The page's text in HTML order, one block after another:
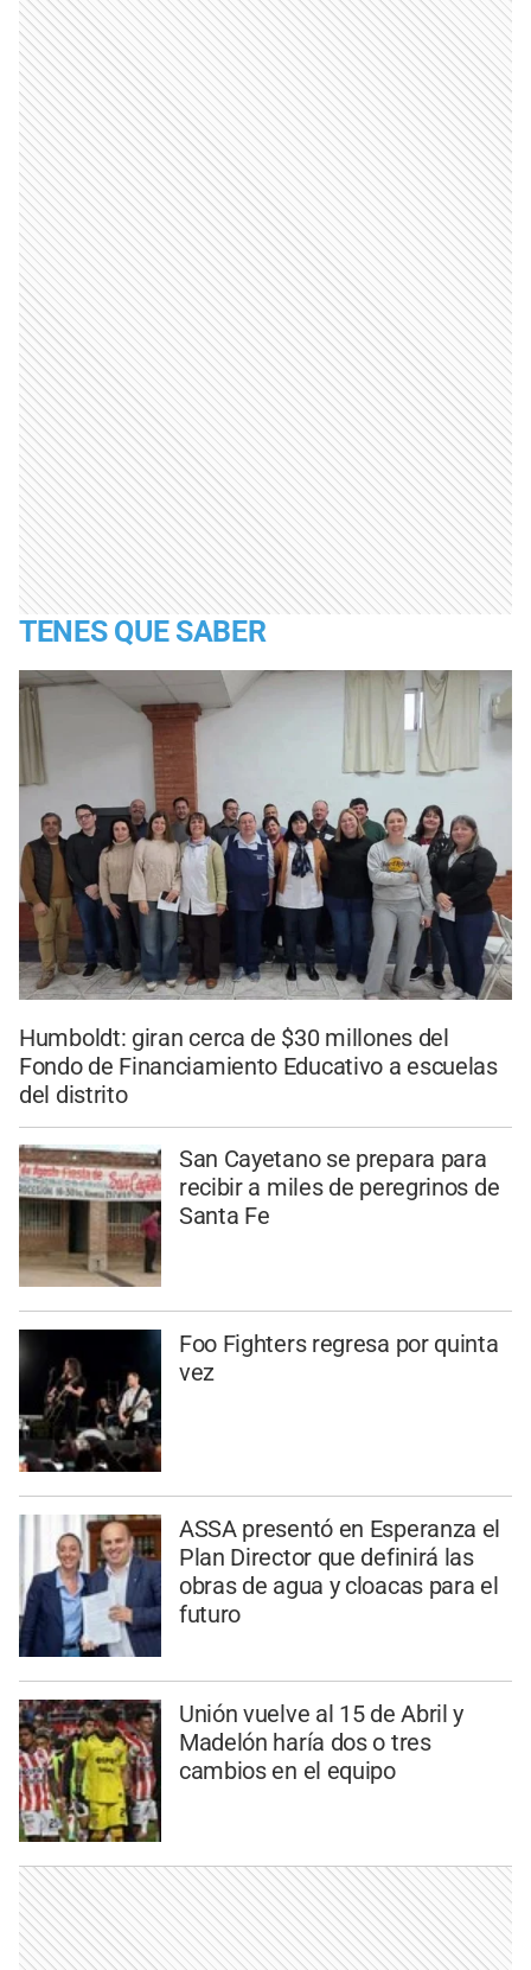
TENES QUE SABER
Humboldt: giran cerca de $30 millones del
Fondo de Financiamiento Educativo a escuelas
del distrito
San Cayetano se prepara para
recibir a miles de peregrinos de
Santa Fe
Foo Fighters regresa por quinta
vez
ASSA presentó en Esperanza el
Plan Director que definirá las
obras de agua y cloacas para el
futuro
Unión vuelve al 15 de Abril y
Madelón haría dos o tres
cambios en el equipo